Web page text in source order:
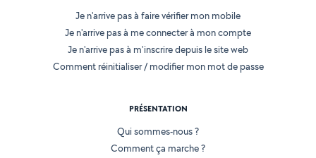
Je n'arrive pas à faire vérifier mon mobile
Je n'arrive pas à me connecter à mon compte
Je n'arrive pas à m'inscrire depuis le site web
Comment réinitialiser / modifier mon mot de passe
PRÉSENTATION
Qui sommes-nous ?
Comment ça marche ?